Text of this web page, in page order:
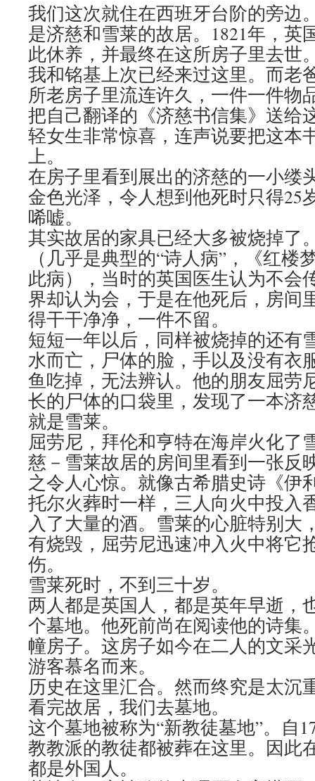
我们这次就住在西班牙台阶的旁边
是济慈和雪莱的故居。1821年，英
此休养，并最终在这所房子里去世
我和铭基上次已经来过这里。而老
所老房子里流连许久，一件一件物
把自己翻译的《济慈书信集》送给
轻女生非常惊喜，连声说要把这本
上。
在房子里看到展出的济慈的一小缕
金色光泽，令人想到他死时只得25
唏嘘。
其实故居的家具已经大多被烧掉了
（几乎是典型的“诗人病”，《红楼
此病），当时的英国医生认为不会
界却认为会，于是在他死后，房间
得干干净净，一件不留。
短短一年以后，同样被烧掉的还有
水而亡，尸体的脸，手以及没有衣
鱼吃掉，无法辨认。他的朋友屈劳
长的尸体的口袋里，发现了一本济
就是雪莱。
屈劳尼，拜伦和亨特在海岸火化了
慈－雪莱故居的房间里看到一张反
之令人心惊。就像古希腊史诗《伊
托尔火葬时一样，三人向火中投入
入了大量的酒。雪莱的心脏特别大
有烧毁，屈劳尼迅速冲入火中将它
伤。
雪莱死时，不到三十岁。
两人都是英国人，都是英年早逝，
个墓地。他死前尚在阅读他的诗集
幢房子。这房子如今在二人的文采
游客慕名而来。
历史在这里汇合。然而终究是太沉
看完故居，我们去墓地。
这个墓地被称为“新教徒墓地”。自
教教派的教徒都被葬在这里。因此
都是外国人。